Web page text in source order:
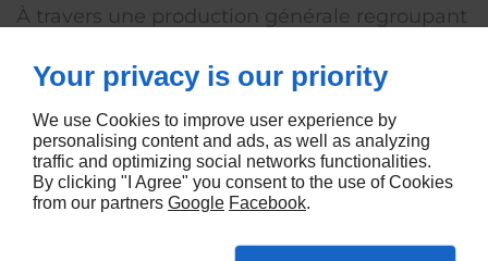
À travers une production générale regroupant
plantes de haies, arbustes, arbres
d’ornements, fruitiers, petits fruits, plantes de
terre de bruyère, plantes grimpantes, rosiers,
rosiers Meillandécor®, nous avons également
développé notre spécialité sur les conifères à
Your privacy is our priority
We use Cookies to improve user experience by
personalising content and ads, as well as analyzing
traffic and optimizing social networks functionalities.
By clicking "I Agree" you consent to the use of Cookies
from our partners Google Facebook.